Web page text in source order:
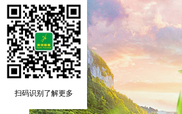
扫码识别了解更多